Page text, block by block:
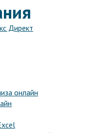
Директ
онлайн